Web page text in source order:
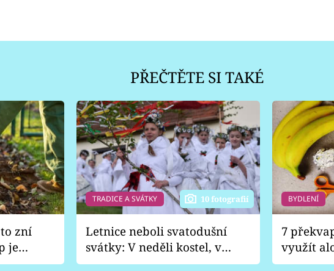
PŘEČTĚTE SI TAKÉ
zní
je
TRADICE A SVÁTKY 10 fotografií
Letnice neboli svatodušní
svátky: V neděli kostel, v
pondělí zábava
BYDLENÍ
7
využít